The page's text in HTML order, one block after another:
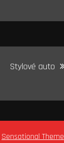
Stylové auto
Sensational Theme